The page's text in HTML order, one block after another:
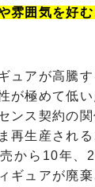
雰囲気を好
ュアが高騰
が極めて低
ンス契約の
再生産され
から10年、
ギュアが廃